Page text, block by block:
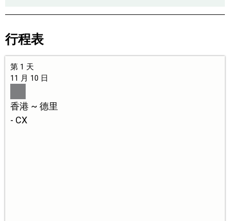
行程表
第 1 天
11 月 10 日
香港 ~ 德里
- CX